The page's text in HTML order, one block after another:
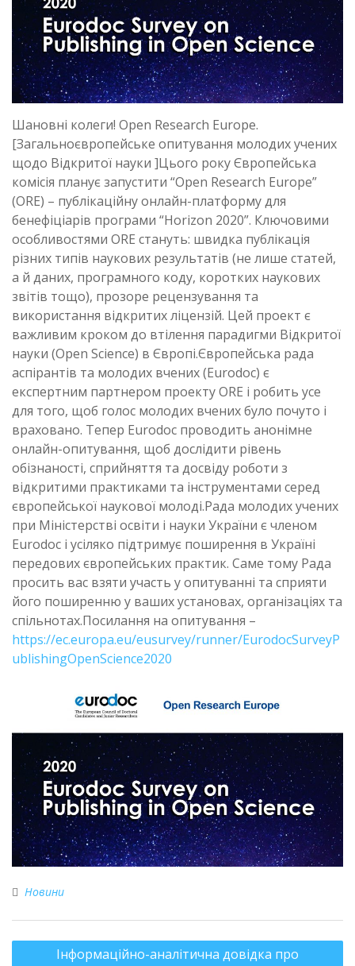
Шановні колеги! Open Research Europe.
[Загальноєвропейське опитування молодих учених
щодо Відкритої науки ]Цього року Європейська
комісія планує запустити “Open Research Europe”
(ORE) – публікаційну онлайн-платформу для
бенефіціарів програми “Horizon 2020”. Ключовими
особливостями ORE стануть: швидка публікація
різних типів наукових результатів (не лише статей,
а й даних, програмного коду, коротких наукових
звітів тощо), прозоре рецензування та
використання відкритих ліцензій. Цей проект є
важливим кроком до втілення парадигми Відкритої
науки (Open Science) в Європі.Європейська рада
аспірантів та молодих вчених (Eurodoc) є
експертним партнером проекту ORE і робить усе
для того, щоб голос молодих вчених було почуто і
враховано. Тепер Eurodoc проводить анонімне
онлайн-опитування, щоб дослідити рівень
обізнаності, сприйняття та досвіду роботи з
відкритими практиками та інструментами серед
європейської наукової молоді.Рада молодих учених
при Міністерстві освіти і науки України є членом
Eurodoc і усіляко підтримує поширення в Україні
передових європейських практик. Саме тому Рада
просить вас взяти участь у опитуванні та сприяти
його поширенню у ваших установах, організаціях та
спільнотах.Посилання на опитування –
https://ec.europa.eu/eusurvey/runner/EurodocSurveyP
ublishingOpenScience2020
Новини
Інформаційно-аналітична довідка про